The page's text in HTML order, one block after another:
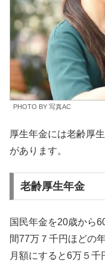
PHOTO BY 写真AC
厚生年金には老齢厚
があります。
老齢厚生年金
国民年金を20歳から
間77万７千円ほどの
月額にすると6万５千